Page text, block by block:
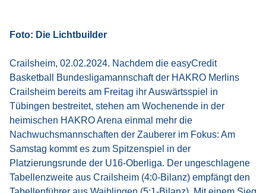
Foto: Die Lichtbuilder
Crailsheim, 02.02.2024. Nachdem die easyCredit
Basketball Bundesligamannschaft der HAKRO Merlins
Crailsheim bereits am Freitag ihr Auswärtsspiel in
Tübingen bestreitet, stehen am Wochenende in der
heimischen HAKRO Arena einmal mehr die
Nachwuchsmannschaften der Zauberer im Fokus: Am
Samstag kommt es zum Spitzenspiel in der
Platzierungsrunde der U16-Oberliga. Der ungeschlagene
Tabellenzweite aus Crailsheim (4:0-Bilanz) empfängt den